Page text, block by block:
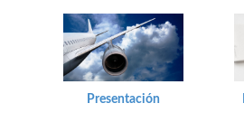
Presentación